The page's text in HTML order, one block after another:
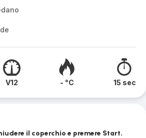
V12 - °C 15 sec
il coperchio e premere Start.